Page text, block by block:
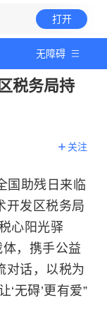
打开
无障碍
税务局持
关注
国助残日来临
开发区税务局
心阳光驿
体，携手公益
对话，以税为
‘无碍’更有爱”